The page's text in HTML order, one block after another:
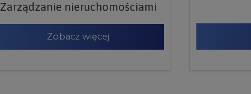
Zarządzanie nieruchomościami
Zobacz więcej